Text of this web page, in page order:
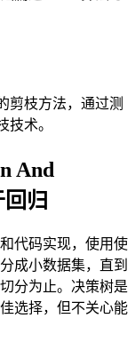
剪枝方法，通过测
技术。
And
归
代码实现，使用使
成小数据集，直到
分为止。决策树是
选择，但不关心能